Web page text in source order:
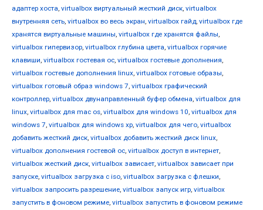
адаптер хоста, virtualbox виртуальный жесткий диск, virtualbox
внутренняя сеть, virtualbox во весь экран, virtualbox гайд, virtualbox где
хранятся виртуальные машины, virtualbox где хранятся файлы,
virtualbox гипервизор, virtualbox глубина цвета, virtualbox горячие
клавиши, virtualbox гостевая ос, virtualbox гостевые дополнения,
virtualbox гостевые дополнения linux, virtualbox готовые образы,
virtualbox готовый образ windows 7, virtualbox графический
контроллер, virtualbox двунаправленный буфер обмена, virtualbox для
linux, virtualbox для mac os, virtualbox для windows 10, virtualbox для
windows 7, virtualbox для windows xp, virtualbox для чего, virtualbox
добавить жесткий диск, virtualbox добавить жесткий диск linux,
virtualbox дополнения гостевой ос, virtualbox доступ в интернет,
virtualbox жесткий диск, virtualbox зависает, virtualbox зависает при
запуске, virtualbox загрузка с iso, virtualbox загрузка с флешки,
virtualbox запросить разрешение, virtualbox запуск игр, virtualbox
запустить в фоновом режиме, virtualbox запустить в фоновом режиме